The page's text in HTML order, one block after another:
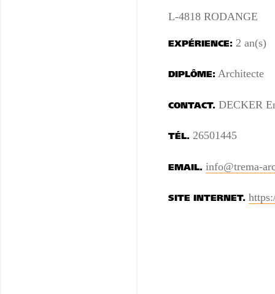
L-4818 RODANGE
EXPÉRIENCE: 2 an(s)
DIPLÔME: Architecte
CONTACT. DECKER
TÉL. 26501445
EMAIL. info@trema-
SITE INTERNET.